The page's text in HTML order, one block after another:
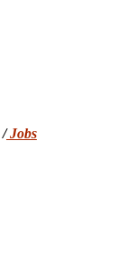
/Jobs